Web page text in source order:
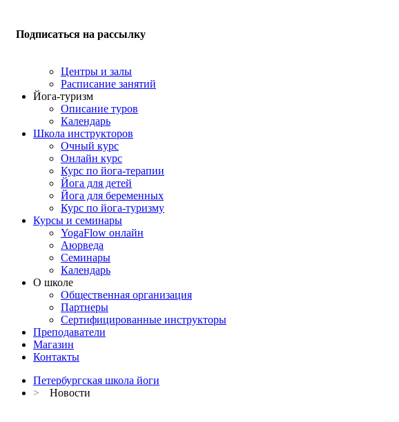
Подписаться на рассылку
Центры и залы
Расписание занятий
Йога-туризм
Описание туров
Календарь
Школа инструкторов
Очный курс
Онлайн курс
Курс по йога-терапии
Йога для детей
Йога для беременных
Курс по йога-туризму
Курсы и семинары
YogaFlow онлайн
Аюрведа
Семинары
Календарь
О школе
Общественная организация
Партнеры
Сертифицированные инструкторы
Преподаватели
Магазин
Контакты
Петербургская школа йоги
>
Новости